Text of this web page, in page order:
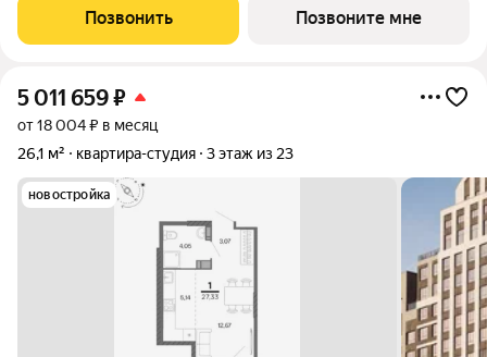
Жилой квартал «Бережно» это проект класса Бизнес,
созданный с уважением к городу и
Позвонить Позвоните мне
5 011 659₽
от 18 004 ₽ в месяц
26,1 м²
квартира-студия 3 этаж из 23
новостройка